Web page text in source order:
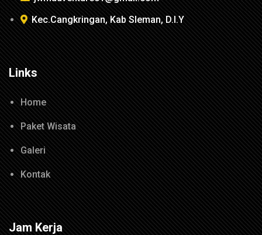
Kec.Cangkringan, Kab Sleman, D.I.Y
Links
Home
Paket Wisata
Galeri
Kontak
Jam Kerja